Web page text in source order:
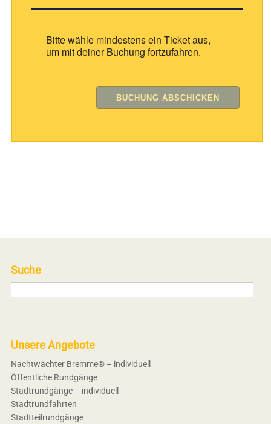
Bitte wähle mindestens ein Ticket aus,
um mit deiner Buchung fortzufahren.
Suche
Unsere Angebote
Nachtwächter Bremme® – individuell
Öffentliche Rundgänge
Stadtrundgänge – individuell
Stadtrundfahrten
Stadtteilrundgänge